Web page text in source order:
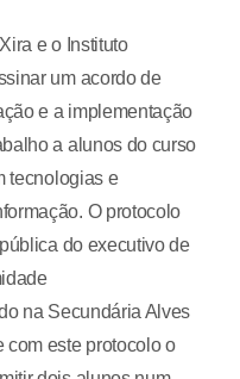
e o Instituto
um acordo de
e a implementação
a alunos do curso
tecnologias e
O protocolo
do executivo de
na Secundária Alves
com este protocolo o